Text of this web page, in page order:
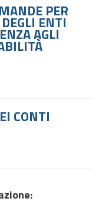
PER
ENTI
AGLI
CONTI
: